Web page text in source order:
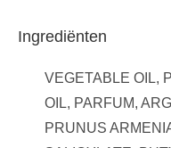
Ingrediënten
VEGETABLE OIL,
OIL, PARFUM,
PRUNUS